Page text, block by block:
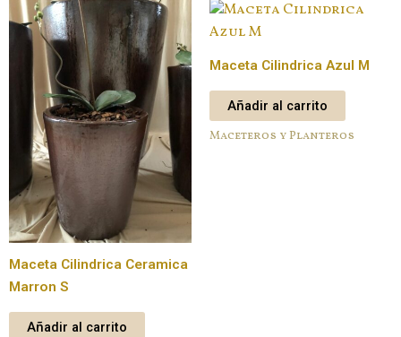
Maceta Cilindrica Ceramica
Marron S
Añadir al carrito
Maceta Cilindrica Azul M
Añadir al carrito
Maceteros y Planteros